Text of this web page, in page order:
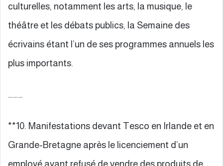
culturelles, notamment les arts, la musique, le
théâtre et les débats publics, la Semaine des
écrivains étant l’un de ses programmes annuels les
plus importants.
………
**10. Manifestations devant Tesco en Irlande et en
Grande-Bretagne après le licenciement d’un
employé ayant refusé de vendre des produits de